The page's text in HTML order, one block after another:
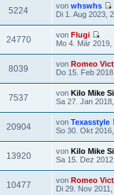
5224 von whswhs
t
r
e
i
t
r
g
Di 1. Aug 2023,
24770 von Flugi
N
e
s
t
e
r
e
i
t
r
a
g
Mo 4. Mär 2019,
8039 von Romeo
Do 15. Feb
7537 von Kilo Mike
Sa 27. Jan
20904 von Texasstyle
So 30. Okt
13920 von Kilo Mike
Sa 15. Dez
10477 von Romeo
Di 29. Nov